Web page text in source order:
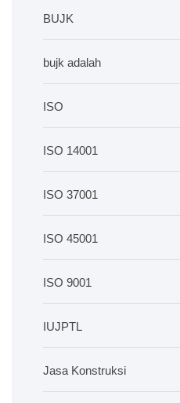
BUJK
bujk adalah
ISO
ISO 14001
ISO 37001
ISO 45001
ISO 9001
IUJPTL
Jasa Konstruksi